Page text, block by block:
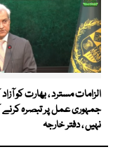
الزامات مسترد ، بھارت کو
جمہوری عمل پر تبصرہ کرنے
نہیں ، دفتر خارجہ